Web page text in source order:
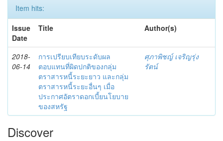
Item hits:
Issue
Date
Title Author(s)
2018-
06-14
การเปรียบเทียบระดับผล
ตอบแทนที่ผิดปกติของกลุ่ม
ตราสารหนี้ระยะยาว และกลุ่ม
ตราสารหนี้ระยะอื่นๆ เมื่อ
ประกาศอัตราดอกเบี้ยนโยบาย
ของสหรัฐ
ศุภาพิชญ์ เจริญรุ่ง
รัตน์
Discover